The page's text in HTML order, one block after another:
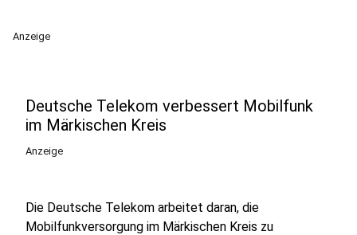
Anzeige
Deutsche Telekom verbessert Mobilfunk
im Märkischen Kreis
Anzeige
Die Deutsche Telekom arbeitet daran, die
Mobilfunkversorgung im Märkischen Kreis zu